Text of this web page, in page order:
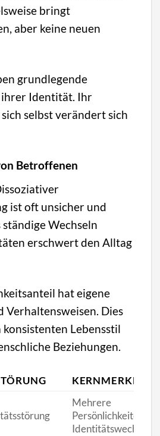
bringt
aber keine neuen
grundlegende
Identität. Ihr
selbst verändert sich
Betroffenen
ist oft unsicher und
Wechseln
erschwert den Alltag
hat eigene
Verhaltensweisen. Dies
Lebensstil
Beziehungen.
Mehrere
Persönlichkeiten,
Identitätswechsel